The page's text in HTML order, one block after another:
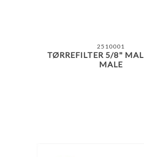
2510001
TØRREFILTER 5/8"
MALE